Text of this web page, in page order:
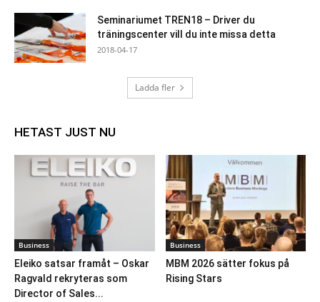
Seminariumet TREN18 – Driver du
träningscenter vill du inte missa detta
2018-04-17
Ladda fler
HETAST JUST NU
Business
Eleiko satsar framåt – Oskar
Ragvald rekryteras som
Director of Sales...
Business
MBM 2026 sätter fokus på
Rising Stars